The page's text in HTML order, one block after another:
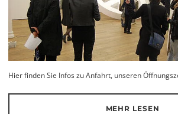
Hier finden Sie Infos zu Anfahrt, unseren
MEHR LESEN